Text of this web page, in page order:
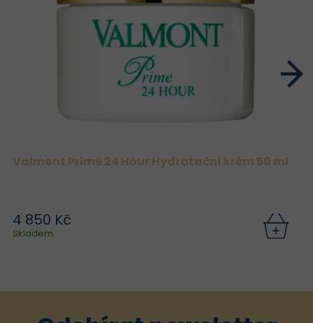
Valmont Prime 24 Hour Hydratační krém 50 ml
4 850 Kč
Skladem